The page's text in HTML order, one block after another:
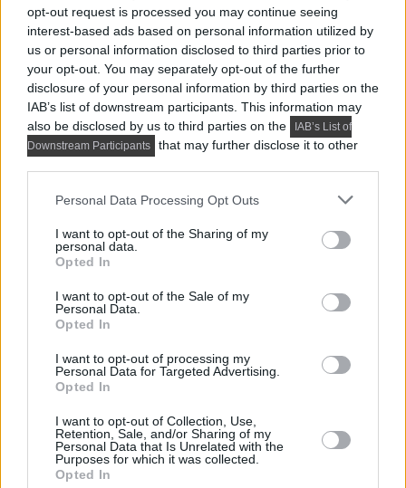
opt-out request is processed you may continue seeing
interest-based ads based on personal information utilized by
us or personal information disclosed to third parties prior to
your opt-out. You may separately opt-out of the further
disclosure of your personal information by third parties on the
IAB’s list of downstream participants. This information may
also be disclosed by us to third parties on the
IAB’s List of
Downstream Participants
that may further disclose it to other
Please note that this website/app uses one or more Google
not limited to your visit or usage behaviour. You may click to
grant or deny consent to Google and its third-party tags to
use your data for below specified purposes in below Google
consent section.
Personal Data Processing Opt Outs
I want to opt-out of the Sharing of my
personal data.
Opted In
I want to opt-out of the Sale of my
Personal Data.
Opted In
I want to opt-out of processing my
Personal Data for Targeted Advertising.
Opted In
I want to opt-out of Collection, Use,
Retention, Sale, and/or Sharing of my
Personal Data that Is Unrelated with the
Purposes for which it was collected.
Opted In
ELOLVASOM DETAILS
Friss a főoldalról: